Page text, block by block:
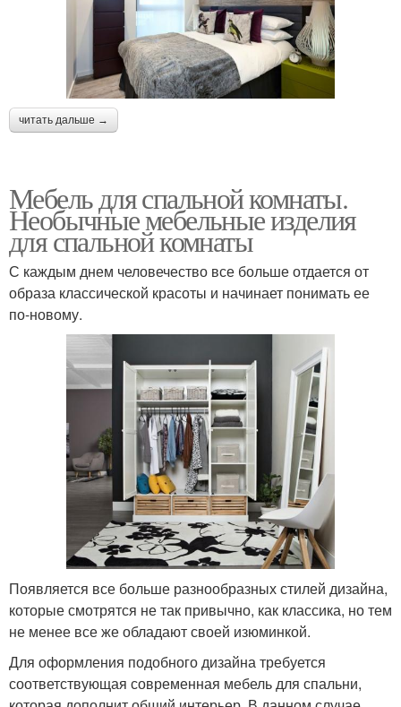
читать дальше →
Мебель для спальной комнаты.
Необычные мебельные изделия
для спальной комнаты
С каждым днем человечество все больше отдается от
образа классической красоты и начинает понимать ее
по-новому.
Появляется все больше разнообразных стилей дизайна,
которые смотрятся не так привычно, как классика, но тем
не менее все же обладают своей изюминкой.
Для оформления подобного дизайна требуется
соответствующая современная мебель для спальни,